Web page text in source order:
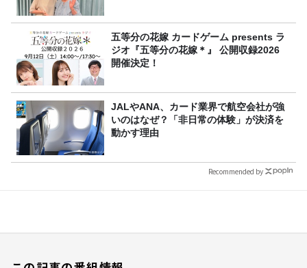
五等分の花嫁 カードゲーム presents ラ
ジオ『五等分の花嫁＊』 公開収録2026
開催決定！
JALやANA、カード業界で航空会社が強
いのはなぜ？「非日常の体験」が決済を
動かす理由
Recommended by